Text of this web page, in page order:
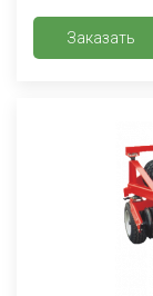
Заказать